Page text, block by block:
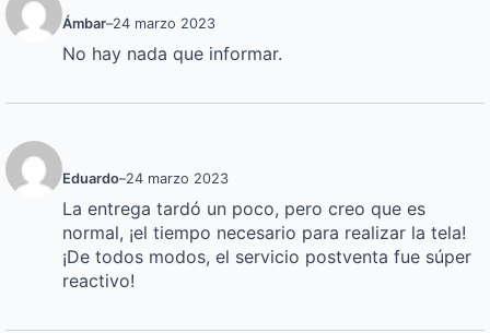
Ámbar–24 marzo 2023
No hay nada que informar.
Eduardo–24 marzo 2023
La entrega tardó un poco, pero creo que es
normal, ¡el tiempo necesario para realizar la tela!
¡De todos modos, el servicio postventa fue súper
reactivo!